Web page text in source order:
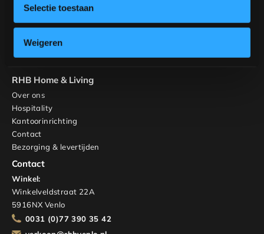
Selectie toestaan
Weigeren
Banken
Stoelen
Maatwerk
Interieuradvies
RHB Home & Living
Over ons
Hospitality
Kantoorinrichting
Contact
Bezorging & levertijden
Contact
Winkel:
Winkelveldstraat 22A
5916NX Venlo
0031 (0)77 390 35 42